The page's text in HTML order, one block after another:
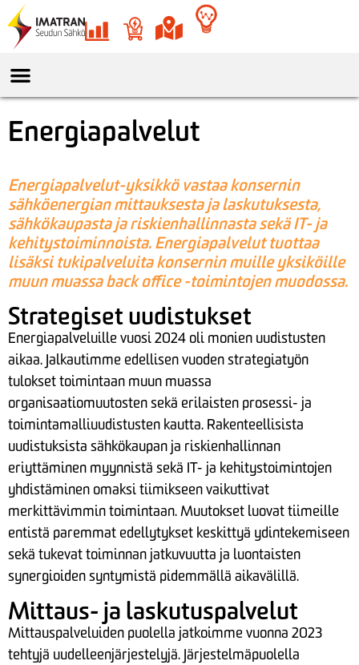
Energiapalvelut
Energiapalvelut-yksikkö vastaa konsernin
sähköenergian mittauksesta ja laskutuksesta,
sähkökaupasta ja riskienhallinnasta sekä IT- ja
kehitystoiminnoista. Energiapalvelut tuottaa
lisäksi tukipalveluita konsernin muille yksiköille
muun muassa back office -toimintojen muodossa.
Strategiset uudistukset
Energiapalveluille vuosi 2024 oli monien uudistusten
aikaa. Jalkautimme edellisen vuoden strategiatyön
tulokset toimintaan muun muassa
organisaatiomuutosten sekä erilaisten prosessi- ja
toimintamalliuudistusten kautta. Rakenteellisista
uudistuksista sähkökaupan ja riskienhallinnan
eriyttäminen myynnistä sekä IT- ja kehitystoimintojen
yhdistäminen omaksi tiimikseen vaikuttivat
merkittävimmin toimintaan. Muutokset luovat tiimeille
entistä paremmat edellytykset keskittyä ydintekemiseen
sekä tukevat toiminnan jatkuvuutta ja luontaisten
synergioiden syntymistä pidemmällä aikavälillä.
Mittaus- ja laskutuspalvelut
Mittauspalveluiden puolella jatkoimme vuonna 2023
tehtyjä uudelleenjärjestelyjä. Järjestelmäpuolella